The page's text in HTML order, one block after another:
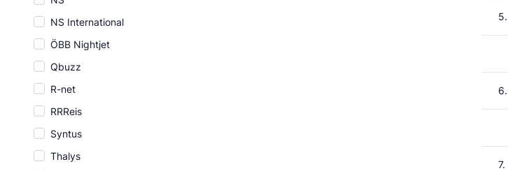
NS International
ÖBB Nightjet
Qbuzz
R-net
RRReis
Syntus
Thalys
5.
6.
7.